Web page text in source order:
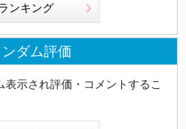
ンキング
ンダム評価
示され評価・コメントするこ